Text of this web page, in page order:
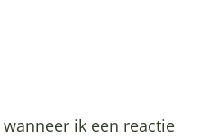
ik een reactie